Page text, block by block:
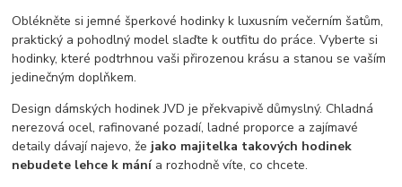
Oblékněte si jemné šperkové hodinky k luxusním večerním šatům,
praktický a pohodlný model slaďte k outfitu do práce. Vyberte si
hodinky, které podtrhnou vaši přirozenou krásu a stanou se vaším
jedinečným doplňkem.
Design dámských hodinek JVD je překvapivě důmyslný. Chladná
nerezová ocel, rafinované pozadí, ladné proporce a zajímavé
detaily dávají najevo, že jako majitelka takových hodinek
nebudete lehce k mánía rozhodně víte, co chcete.